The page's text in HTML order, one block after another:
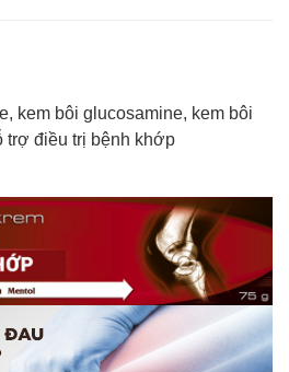
, kem bôi glucosamine, kem bôi
trợ điều trị bệnh khớp